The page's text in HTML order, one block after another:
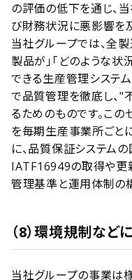
の評価の低下を通じ、
び財務状況に悪影響を
当社グループでは、全製
製品が」「どのような状
できる生産管理システ
で品質管理を徹底し、"
るためのものです。この
を毎期生産事業所ごと
に、品質保証システム
IATF16949の取得や更
管理基準と運用体制の
（8）環境規制など
当社グループの事業は